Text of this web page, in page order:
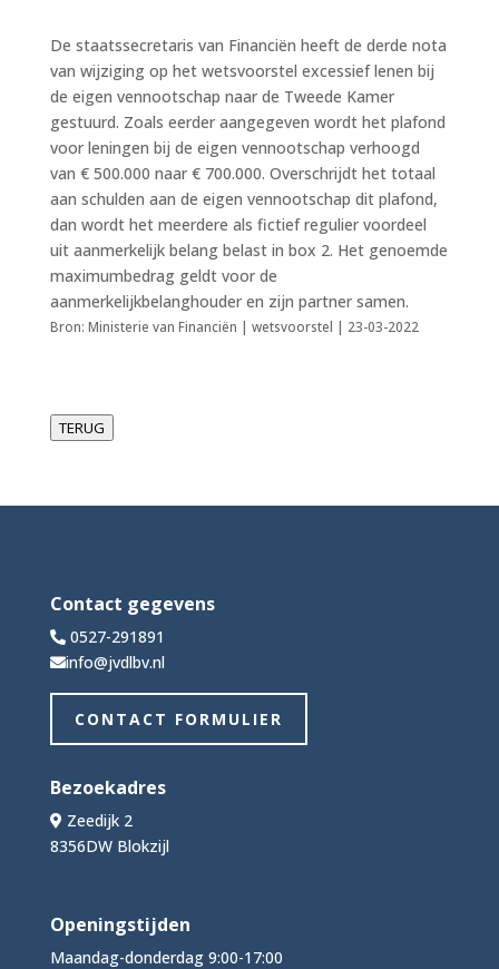
De staatssecretaris van Financiën heeft de derde nota
van wijziging op het wetsvoorstel excessief lenen bij
de eigen vennootschap naar de Tweede Kamer
gestuurd. Zoals eerder aangegeven wordt het plafond
voor leningen bij de eigen vennootschap verhoogd
van € 500.000 naar € 700.000. Overschrijdt het totaal
aan schulden aan de eigen vennootschap dit plafond,
dan wordt het meerdere als fictief regulier voordeel
uit aanmerkelijk belang belast in box 2. Het genoemde
maximumbedrag geldt voor de
aanmerkelijkbelanghouder en zijn partner samen.
Bron: Ministerie van Financiën | wetsvoorstel | 23-03-2022
TERUG
Contact gegevens
0527-291891
info@jvdlbv.nl
CONTACT FORMULIER
Bezoekadres
Zeedijk 2
8356DW Blokzijl
Openingstijden
Maandag-donderdag 9:00-17:00